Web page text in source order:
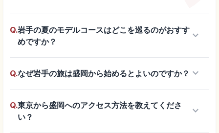
Q.岩手の夏のモデルコースはどこを巡るのがおすす
めですか？
keyboard_arrow_down
Q.なぜ岩手の旅は盛岡から始めるとよいのですか？ keyboard_arrow_down
Q.東京から盛岡へのアクセス方法を教えてくださ
い？
keyboard_arrow_down